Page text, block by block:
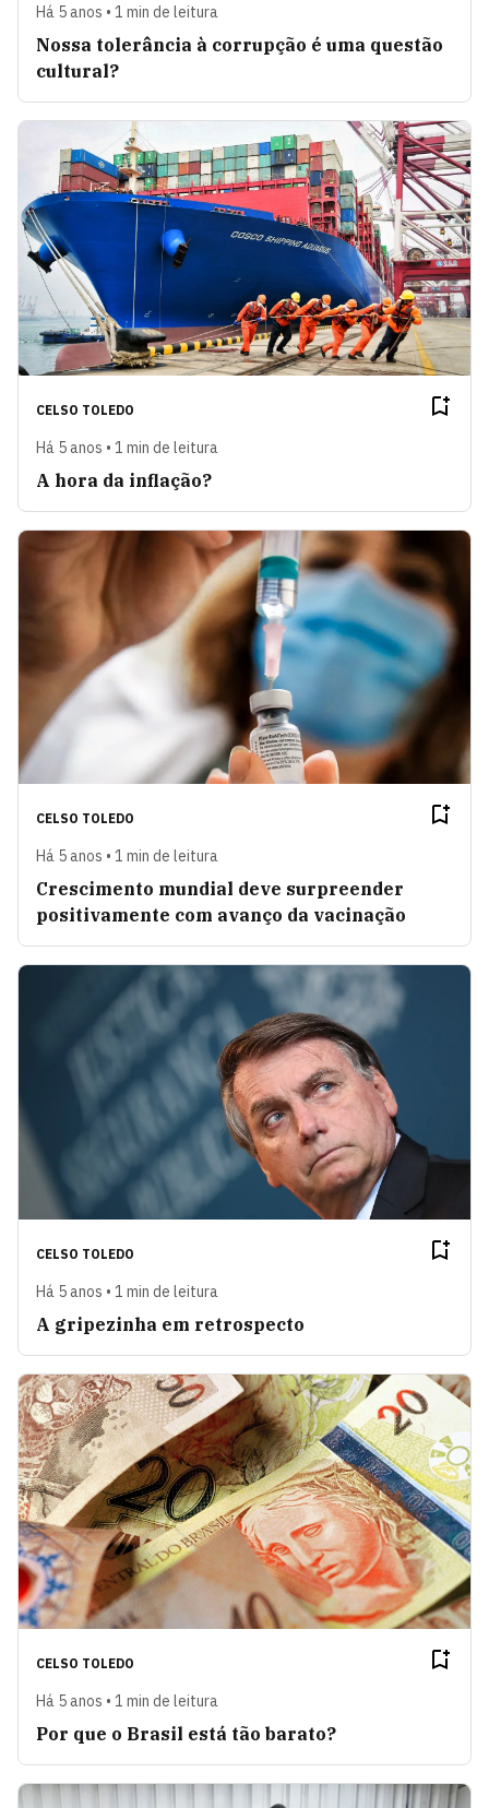
Há 5 anos • 1 min de leitura
Nossa tolerância à corrupção é uma questão
cultural?
CELSO TOLEDO
Há 5 anos • 1 min de leitura
A hora da inflação?
CELSO TOLEDO
Há 5 anos • 1 min de leitura
Crescimento mundial deve surpreender
positivamente com avanço da vacinação
CELSO TOLEDO
Há 5 anos • 1 min de leitura
A gripezinha em retrospecto
CELSO TOLEDO
Há 5 anos • 1 min de leitura
Por que o Brasil está tão barato?